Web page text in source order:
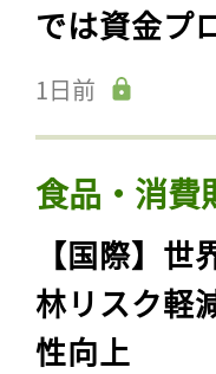
では資金プ
1日前
食品・消費
【国際】
林リスク軽
性向上